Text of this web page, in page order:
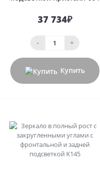
37 734₽
- +
Купить